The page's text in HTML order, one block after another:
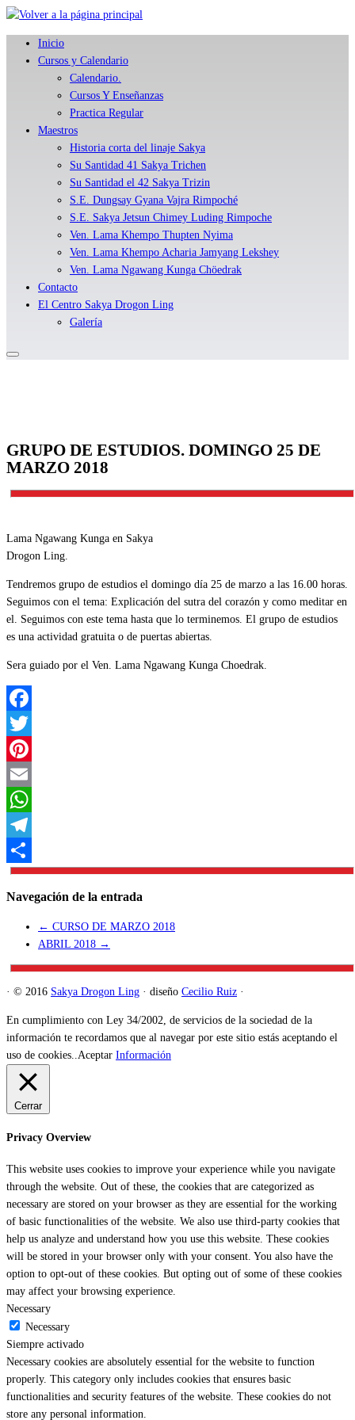
Skip
content Inicio
Cursos y Calendario
Calendario.
Cursos Y Enseñanzas
Practica Regular
Maestros
Historia corta del linaje Sakya
Su Santidad 41 Sakya Trichen
Su Santidad el 42 Sakya Trizin
S.E. Dungsay Gyana Vajra Rimpoché
S.E. Sakya Jetsun Chimey Luding Rimpoche
Ven. Lama Khempo Thupten Nyima
Ven. Lama Khempo Acharia Jamyang Lekshey
Ven. Lama Ngawang Kunga Chöedrak
Contacto
El Centro Sakya Drogon Ling
Galería
GRUPO DE ESTUDIOS. DOMINGO 25 DE
MARZO 2018
Lama Ngawang Kunga en Sakya
Drogon Ling.
Tendremos grupo de estudios el domingo día 25 de marzo a las 16.00 horas.
Seguimos con el tema: Explicación del sutra del corazón y como meditar en
el. Seguimos con este tema hasta que lo terminemos. El grupo de estudios
es una actividad gratuita o de puertas abiertas.
Sera guiado por el Ven. Lama Ngawang Kunga Choedrak.
Facebook
Twitter
Pinterest
Email
WhatsApp
Telegram
Compartir
Navegación de la entrada
← CURSO DE MARZO 2018
ABRIL 2018 →
· © 2016 Sakya Drogon Ling · diseño Cecilio Ruiz ·
En cumplimiento con Ley 34/2002, de servicios de la sociedad de la
información te recordamos que al navegar por este sitio estás aceptando el
uso de cookies..Aceptar Información
Cerrar
Privacy Overview
This website uses cookies to improve your experience while you navigate
through the website. Out of these, the cookies that are categorized as
necessary are stored on your browser as they are essential for the working
of basic functionalities of the website. We also use third-party cookies that
help us analyze and understand how you use this website. These cookies
will be stored in your browser only with your consent. You also have the
option to opt-out of these cookies. But opting out of some of these cookies
may affect your browsing experience.
Necessary
Necessary
Siempre activado
Necessary cookies are absolutely essential for the website to function
properly. This category only includes cookies that ensures basic
functionalities and security features of the website. These cookies do not
store any personal information.